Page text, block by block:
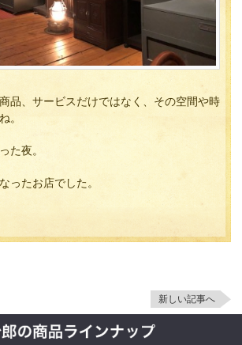
品、サービスだけではなく、その空間や時
。
た夜。
ったお店でした。
新しい記事へ